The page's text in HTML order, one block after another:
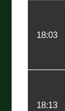
18:03
18:13